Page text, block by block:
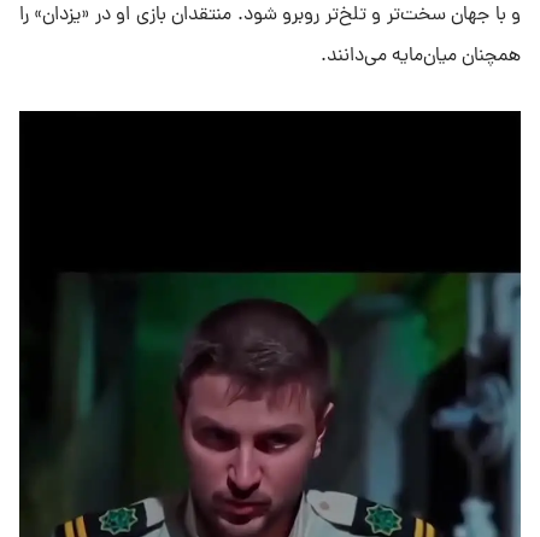
و با جهان سخت‌تر و تلخ‌تر روبرو شود. منتقدان بازی او در «یزدان» را
همچنان میان‌مایه می‌دانند.